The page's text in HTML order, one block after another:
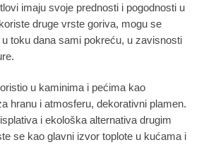
imaju svoje prednosti i pogodnosti u
druge vrste goriva, mogu se
toku dana sami pokreću, u zavisnosti
u kaminima i pećima kao
hranu i atmosferu, dekorativni plamen.
i ekološka alternativa drugim
se kao glavni izvor toplote u kućama i